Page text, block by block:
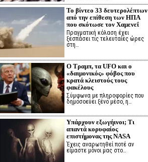
Το βίντεο 33 δευτερολέπτων
από την επίθεση των ΗΠΑ
που σκότωσε τον Χαμενεΐ
Πραγματική κόλαση έχει
ξεσπάσει τις τελευταίες ώρες
στη…
Ο Τραμπ, τα UFO και ο
«δαιμονικός» φόβος που
κρατά κλειστούς τους
φακέλους
Σύμφωνα με πληροφορίες που
δημοσοεύει ξένο μέσο, η…
Υπάρχουν εξωγήινοι; Τι
απαντά κορυφαίος
επιστήμονας της NASA
Έχεις αναρωτηθεί ποτέ αν
είμαστε μόνοι μας στο…